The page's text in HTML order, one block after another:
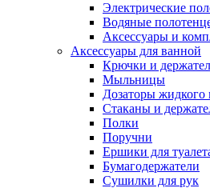
Электрические
Водяные
Аксессуары и
Аксессуары для ванной
Крючки и
Мыльницы
Дозаторы жидкого
Стаканы и
Полки
Поручни
Ершики для
Бумагодержатели
Сушилки для рук